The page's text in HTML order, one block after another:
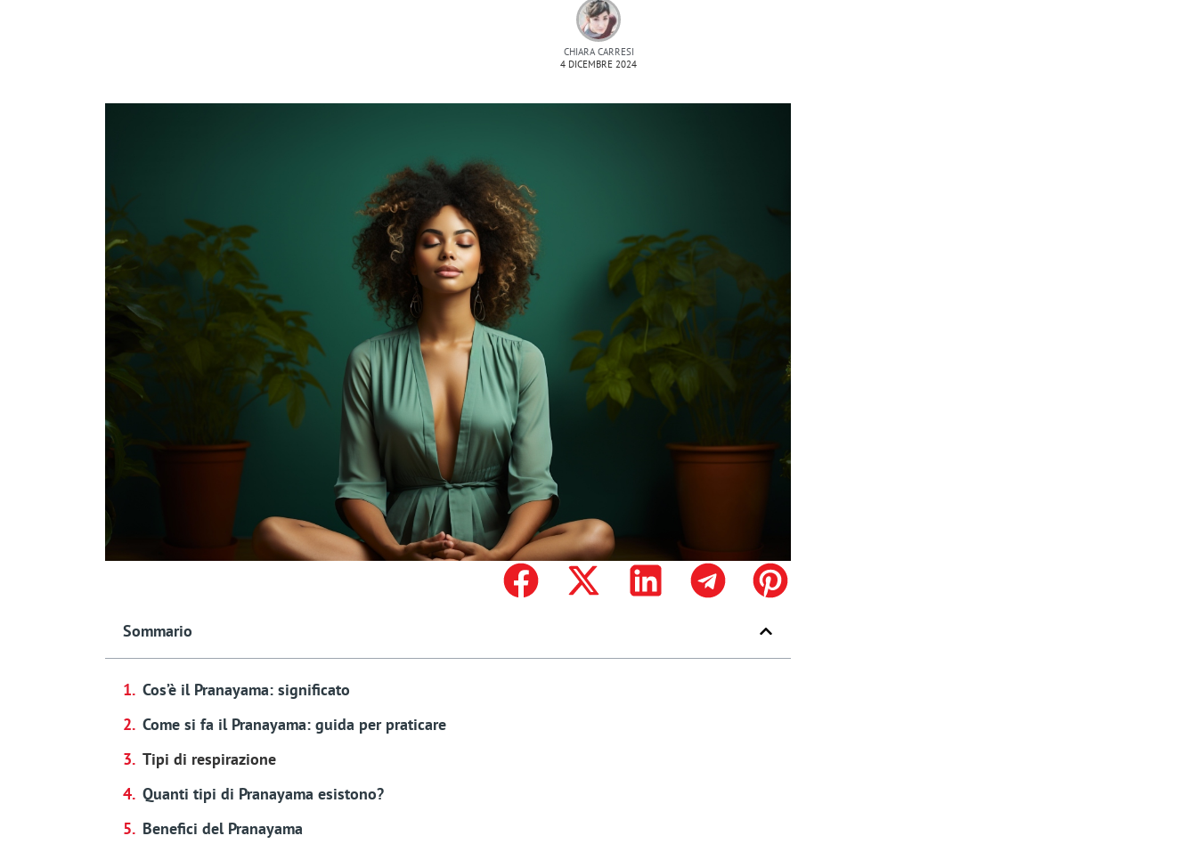
CHIARA CARRESI
4 DICEMBRE 2024
Sommario
Cos’è il Pranayama: significato
Come si fa il Pranayama: guida per praticare
Tipi di respirazione
Quanti tipi di Pranayama esistono?
Benefici del Pranayama